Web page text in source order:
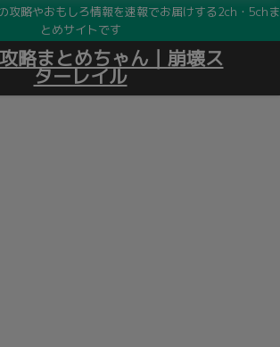
攻略やおもしろ情報を速報でお届けする2ch・5chま
とめサイトです
略まとめちゃん｜崩壊ス
ターレイル